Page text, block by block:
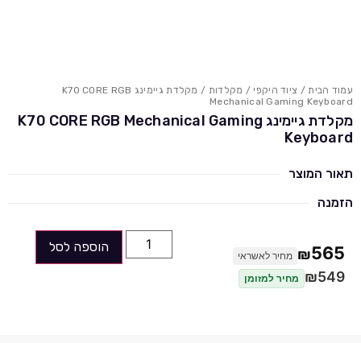
עמוד הבית/ ציוד היקפי / מקלדות
/ מקלדת גיימינג K70 CORE RGB
Mechanical Gaming Keyboard
מקלדת גיימינג K70 CORE RGB Mechanical Gaming
Keyboard
תאור המוצר
הזמנה
₪565 מחיר לאשראי
₪549 מחיר למזומן
הוספה לסל